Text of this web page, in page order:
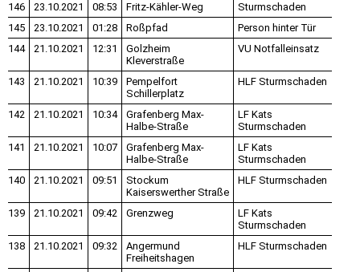
146 23.10.2021 08:53 Fritz-Kähler-Weg
Sturmschaden
145
23.10.2021 01:28 Roßpfad
Person hinter Tür
144
21.10.2021 12:31
Golzheim
Kleverstraße
VU Notfalleinsatz
143 21.10.2021 10:39
Pempelfort
Schillerplatz
HLF Sturmschaden
142 21.10.2021 10:34
Grafenberg Max-
Halbe-Straße
LF Kats
Sturmschaden
141
21.10.2021 10:07
Grafenberg Max-
Halbe-Straße
LF Kats
Sturmschaden
140
21.10.2021 09:51
Stockum
Kaiserswerther Straße
HLF Sturmschaden
139 21.10.2021 09:42 Grenzweg
LF Kats
Sturmschaden
138
21.10.2021 09:32
Angermund
Freiheitshagen
HLF Sturmschaden